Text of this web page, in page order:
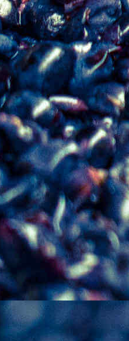
plateaux argilo-
: 4 500 pieds par
ébourgeonnage
avec tri manuel
inox
température (20–24
longue à